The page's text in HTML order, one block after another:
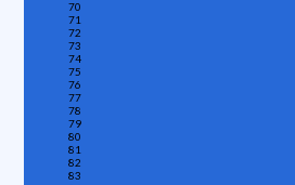
70
71
72
73
74
75
76
77
78
79
80
81
82
83